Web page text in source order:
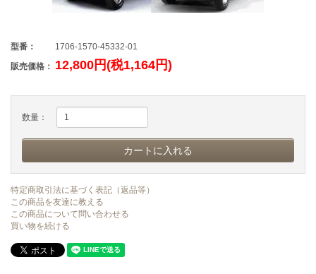
型番：
1706-1570-45332-01
販売価格： 12,800円(税1,164円)
数量：
特定商取引法に基づく表記（返品等）
この商品を友達に教える
この商品について問い合わせる
買い物を続ける